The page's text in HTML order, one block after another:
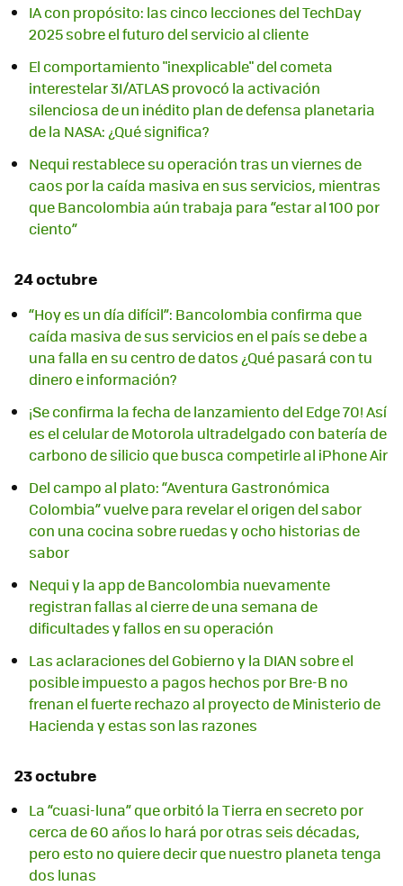
IA con propósito: las cinco lecciones del TechDay
2025 sobre el futuro del servicio al cliente
El comportamiento "inexplicable" del cometa
interestelar 3I/ATLAS provocó la activación
silenciosa de un inédito plan de defensa planetaria
de la NASA: ¿Qué significa?
Nequi restablece su operación tras un viernes de
caos por la caída masiva en sus servicios, mientras
que Bancolombia aún trabaja para “estar al 100 por
ciento”
24 octubre
“Hoy es un día difícil”: Bancolombia confirma que
caída masiva de sus servicios en el país se debe a
una falla en su centro de datos ¿Qué pasará con tu
dinero e información?
¡Se confirma la fecha de lanzamiento del Edge 70! Así
es el celular de Motorola ultradelgado con batería de
carbono de silicio que busca competirle al iPhone Air
Del campo al plato: “Aventura Gastronómica
Colombia” vuelve para revelar el origen del sabor
con una cocina sobre ruedas y ocho historias de
sabor
Nequi y la app de Bancolombia nuevamente
registran fallas al cierre de una semana de
dificultades y fallos en su operación
Las aclaraciones del Gobierno y la DIAN sobre el
posible impuesto a pagos hechos por Bre-B no
frenan el fuerte rechazo al proyecto de Ministerio de
Hacienda y estas son las razones
23 octubre
La “cuasi-luna” que orbitó la Tierra en secreto por
cerca de 60 años lo hará por otras seis décadas,
pero esto no quiere decir que nuestro planeta tenga
dos lunas